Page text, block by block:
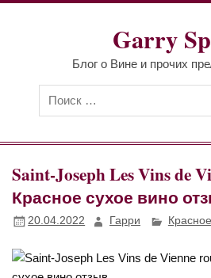
Перейти
Garry
Блог о Вине и прочих
Saint-Joseph Les Vins de
Красное сухое вино
20.04.2022 Гарри